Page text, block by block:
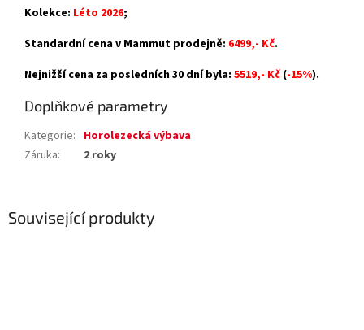
Související produkty
Kolekce: Léto 2026;
Standardní cena v Mammut prodejně: 6499,- Kč.
Nejnižší cena za posledních 30 dní byla: 5519,- Kč (-15%).
Doplňkové parametry
Kategorie: Horolezecká výbava
Záruka: 2 roky